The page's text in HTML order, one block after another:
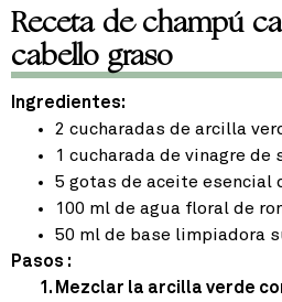
Receta de champú
cabello graso
Ingredientes:
2 cucharadas de arcilla
1 cucharada de vinagre de
5 gotas de aceite esencial
100 ml de agua floral de
50 ml de base limpiadora
Pasos :
Mezclar la arcilla verde